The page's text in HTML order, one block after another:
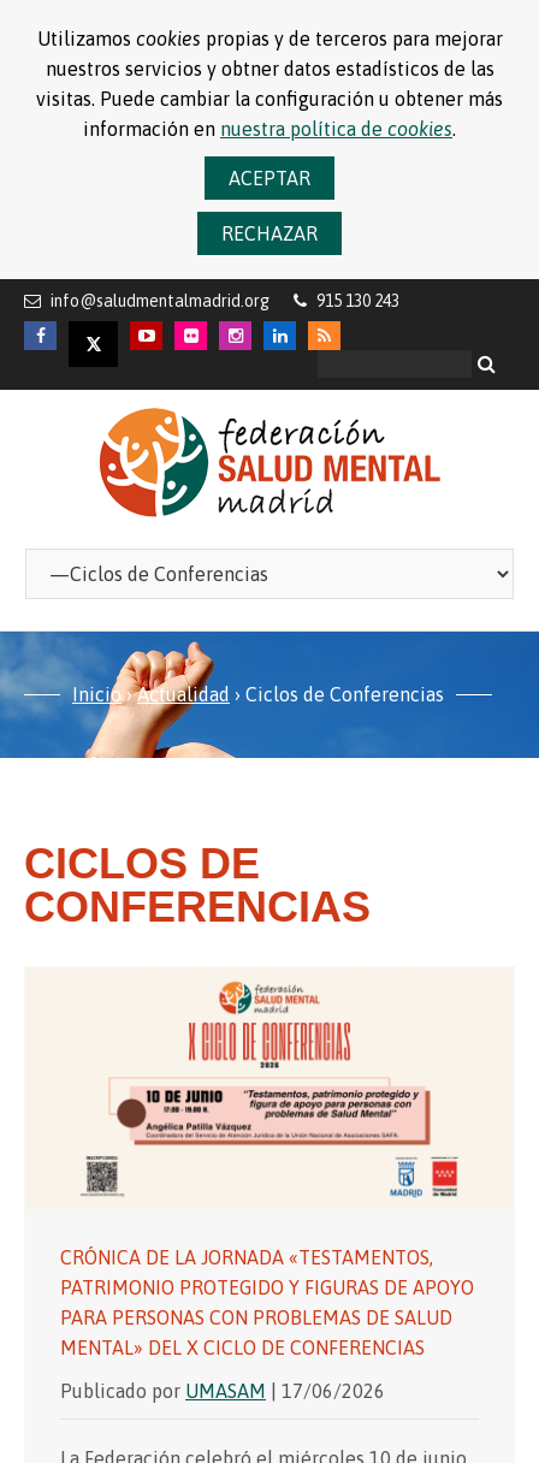
Utilizamos cookies propias y de terceros para mejorar
nuestros servicios y obtner datos estadísticos de las
visitas. Puede cambiar la configuración u obtener más
información en nuestra política de cookies.
ACEPTAR
RECHAZAR
info@saludmentalmadrid.org 915 130 243
Inicio›Actualidad › Ciclos de Conferencias
CICLOS DE
CONFERENCIAS
CRÓNICA DE LA JORNADA «TESTAMENTOS,
PATRIMONIO PROTEGIDO Y FIGURAS DE APOYO
PARA PERSONAS CON PROBLEMAS DE SALUD
MENTAL» DEL X CICLO DE CONFERENCIAS
Publicado por UMASAM | 17/06/2026
La Federación celebró el miércoles 10 de junio